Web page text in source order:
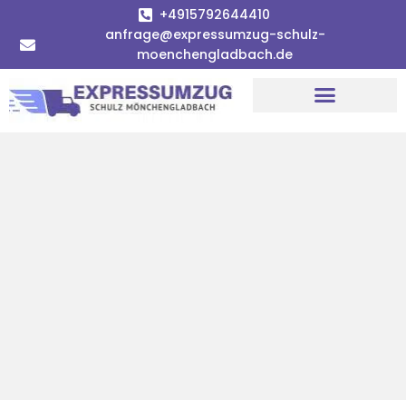
+4915792644410
anfrage@expressumzug-schulz-
moenchengladbach.de